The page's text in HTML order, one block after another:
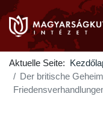
Aktuelle Seite:
Der britische